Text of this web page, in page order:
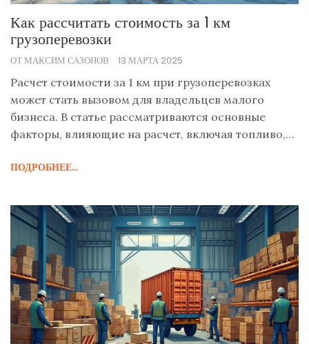
Как рассчитать стоимость за 1 км
грузоперевозки
ОТ МАКСИМ САЗОНОВ 13 МАРТА 2025
Расчет стоимости за 1 км при грузоперевозках
может стать вызовом для владельцев малого
бизнеса. В статье рассматриваются основные
факторы, влияющие на расчет, включая топливо,
полезные советы для оптимизации затрат и
будет полезна и опытным перевозчикам, и
новичкам в грузоперевозках.
ПОДРОБНЕЕ...